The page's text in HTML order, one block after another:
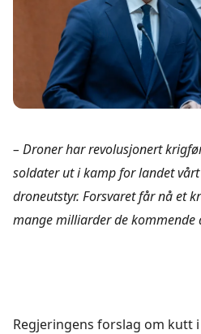
– Droner har revolusjonert
soldater ut i kamp for landet
droneutstyr. Forsvaret får nå et
mange milliarder de kommende
Regjeringens forslag om kutt